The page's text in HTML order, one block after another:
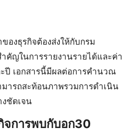
องธุรกิจต้องส่งให้กับกรม
คัญในการรายงานรายได้และค่า
ปี เอกสารนี้มีผลต่อการคำนวณ
ารถสะท้อนภาพรวมการดำเนิน
งชัดเจน
จการพบกับอก30